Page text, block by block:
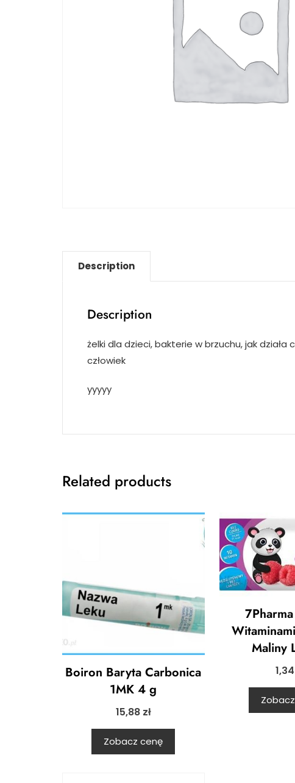
Description
Description
żelki dla dzieci, bakterie w brzuchu, jak
człowiek
yyyyy
Related products
Boiron Baryta Carbonica
1MK 4 g
15,88 zł
Zobacz cenę
Maliny
1,34